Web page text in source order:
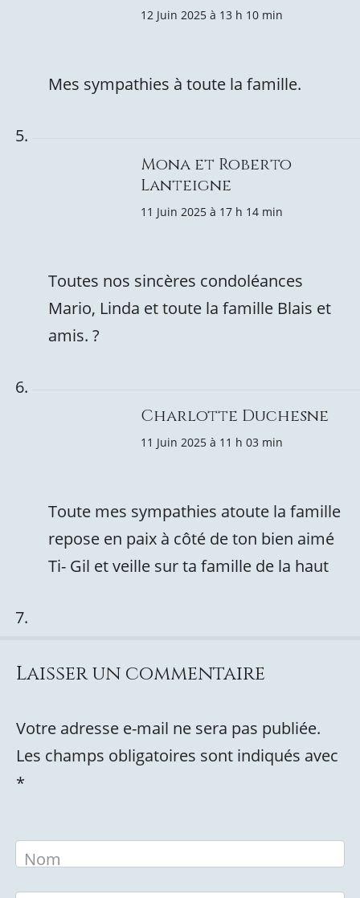
12 Juin 2025 à 13 h 10 min
Mes sympathies à toute la famille.
Mona et Roberto
Lanteigne
11 Juin 2025 à 17 h 14 min
Toutes nos sincères condoléances
Mario, Linda et toute la famille Blais et
amis. ?
Charlotte Duchesne
11 Juin 2025 à 11 h 03 min
Toute mes sympathies atoute la famille
repose en paix à côté de ton bien aimé
Ti- Gil et veille sur ta famille de la haut
Laisser un commentaire
Votre adresse e-mail ne sera pas publiée.
Les champs obligatoires sont indiqués avec
*
Nom